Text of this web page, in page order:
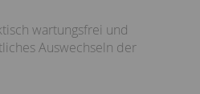
wartungsfrei und
Auswechseln der